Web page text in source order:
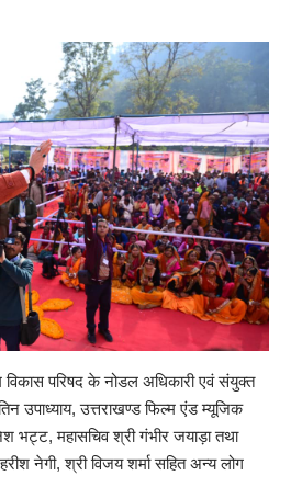
परिषद के नोडल अधिकारी एवं संयुक्त
उपाध्याय, उत्तराखण्ड फिल्म एंड म्यूजिक
भट्ट, महासचिव श्री गंभीर जयाड़ा तथा
नेगी, श्री विजय शर्मा सहित अन्य लोग